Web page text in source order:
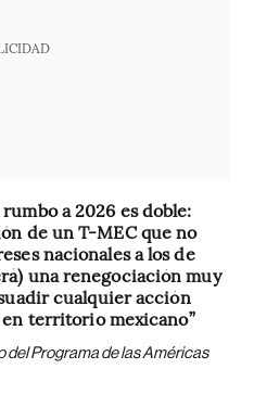
a 2026 es doble:
de un T-MEC que no
nacionales a los de
una renegociación muy
cualquier acción
territorio mexicano”
del Programa de las Américas